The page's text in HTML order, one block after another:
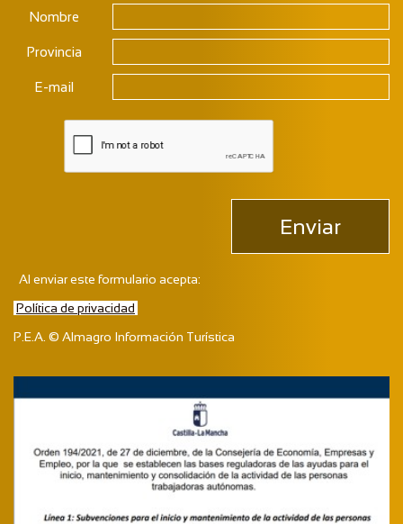
Nombre
Provincia
E-mail
Enviar
Al enviar este formulario acepta:
Política de privacidad
P.E.A. © Almagro Información Turística